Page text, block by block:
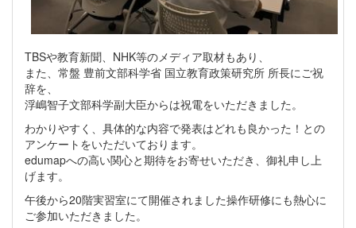
TBSや教育新聞、NHK等のメディア取材もあり、
また、常盤 豊前文部科学省 国立教育政策研究所 所長にご祝
辞を、
浮嶋智子文部科学副大臣からは祝電をいただきました。
わかりやすく、具体的な内容で発表はどれも良かった！との
アンケートをいただいております。
edumapへの高い関心と期待をお寄せいただき、御礼申し上
げます。
午後から20階実習室にて開催されました操作研修にも熱心に
ご参加いただきました。